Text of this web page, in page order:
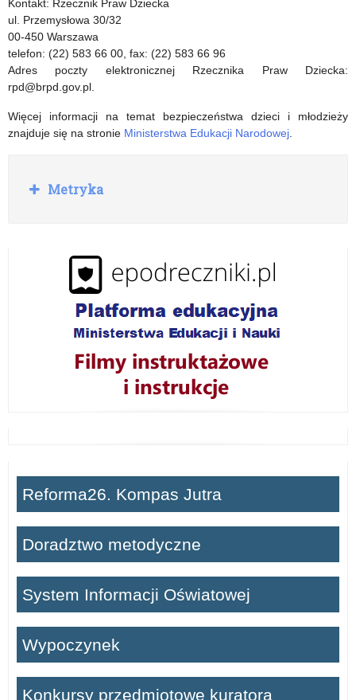
Kontakt: Rzecznik Praw Dziecka
ul. Przemysłowa 30/32
00-450 Warszawa
telefon: (22) 583 66 00, fax: (22) 583 66 96
Adres poczty elektronicznej Rzecznika Praw Dziecka:
rpd@brpd.gov.pl.
Więcej informacji na temat bezpieczeństwa dzieci i młodzieży
znajduje się na stronie Ministerstwa Edukacji Narodowej.
R
o
Metryka
Reforma26. Kompas Jutra
Doradztwo metodyczne
System Informacji Oświatowej
Wypoczynek
Konkursy przedmiotowe kuratora